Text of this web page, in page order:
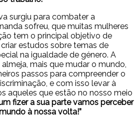
surgiu para combater a
sofreu, que muitas mulheres
tem o principal objetivo de
estudos sobre temas de
na igualdade de género. A
mais que mudar o mundo,
passos para compreender o
e com isso levar à
aqueles que estão no nosso meio
fizer a sua parte vamos perceber
à nossa volta!”